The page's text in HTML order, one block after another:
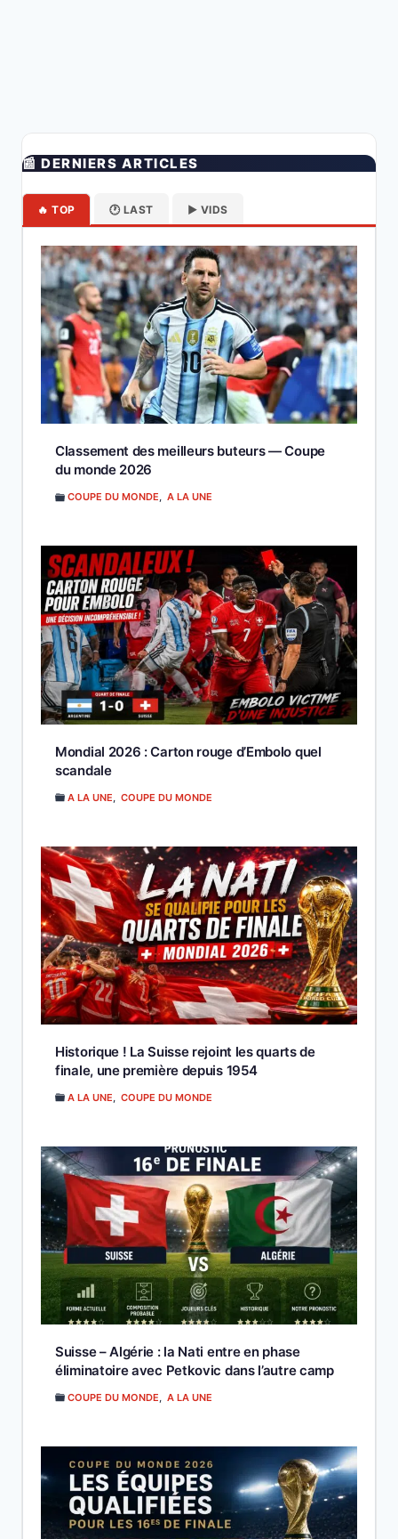
📰 DERNIERS ARTICLES
🔥 TOP 🕐 LAST ▶️ VIDS
Classement des meilleurs buteurs — Coupe
du monde 2026
COUPE DU MONDE, A LA UNE
Mondial 2026 : Carton rouge d’Embolo quel
scandale
A LA UNE COUPE DU MONDE
Historique ! La Suisse rejoint les quarts de
finale, une première depuis 1954
A LA UNE COUPE DU MONDE
Suisse – Algérie : la Nati entre en phase
éliminatoire avec Petkovic dans l’autre camp
COUPE DU MONDE, A LA UNE